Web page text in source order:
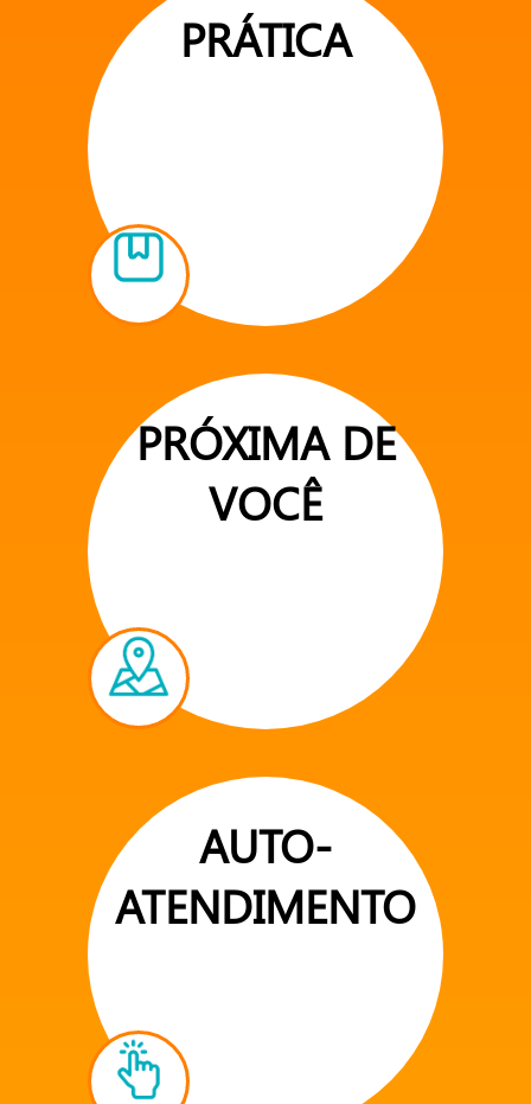
PRÁTICA
PRÓXIMA DE
VOCÊ
AUTO-
ATENDIMENTO